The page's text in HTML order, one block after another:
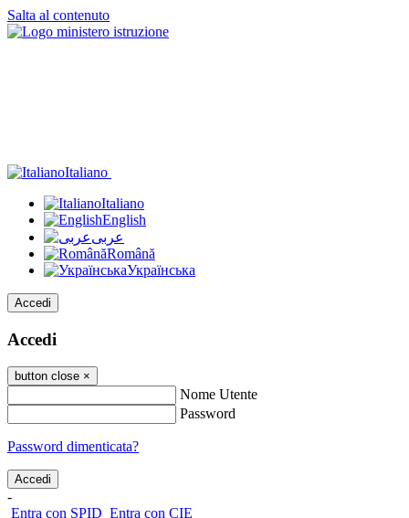
Salta al contenuto
Italiano
Italiano
English
عربى
Română
Українська
Accedi
Accedi
button close ×
Nome Utente
Password
Password dimenticata?
-
Entra con SPID Entra con CIE